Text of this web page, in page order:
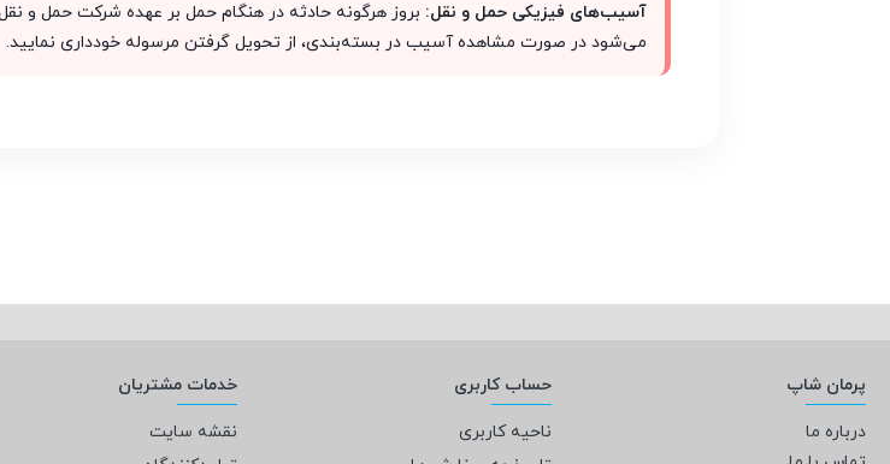
آسیب‌های فیزیکی حمل و نقل:
می‌شود در صورت مشاهده آسیب در بسته‌بندی، از تحویل گرفتن مرسوله خودداری نمایید.
پرمان شاپ
درباره ما
حساب کاربری
ناحیه کاربری
خدمات مشتریان
نقشه سایت